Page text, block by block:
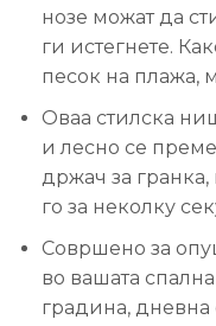
нозе можат да
ги истегнете.
песок на плажа,
Оваа стилска
и лесно се
држач за гранка,
го за неколку
Совршено за
во вашата
градина, дневна